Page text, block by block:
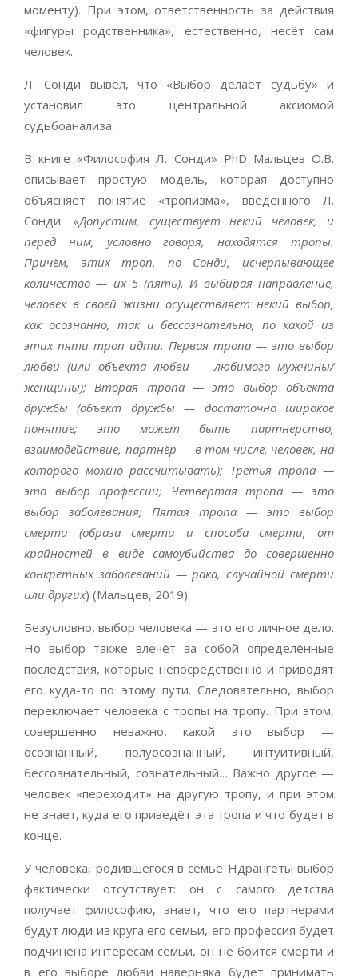
моменту). При этом, ответственность за действия
«фигуры родственника», естественно, несёт сам
человек.
Л. Сонди вывел, что «Выбор делает судьбу» и
установил это центральной аксиомой
судьбоанализа.
В книге «Философия Л. Сонди» PhD Мальцев О.В.
описывает простую модель, которая доступно
объясняет понятие «тропизма», введенного Л.
Сонди. «Допустим, существует некий человек, и
перед ним, условно говоря, находятся тропы.
Причём, этих троп, по Сонди, исчерпывающее
количество — их 5 (пять). И выбирая направление,
человек в своей жизни осуществляет некий выбор,
как осознанно, так и бессознательно, по какой из
этих пяти троп идти. Первая тропа — это выбор
любви (или объекта любви — любимого мужчины/
женщины); Вторая тропа — это выбор объекта
дружбы (объект дружбы — достаточно широкое
понятие; это может быть партнерство,
взаимодействие, партнёр — в том числе, человек, на
которого можно рассчитывать); Третья тропа —
это выбор профессии; Четвертая тропа — это
выбор заболевания; Пятая тропа — это выбор
смерти (образа смерти и способа смерти, от
крайностей в виде самоубийства до совершенно
конкретных заболеваний — рака, случайной смерти
или других) (Мальцев, 2019).
Безусловно, выбор человека — это его личное дело.
Но выбор также влечёт за собой определённые
последствия, которые непосредственно и приводят
его куда-то по этому пути. Следовательно, выбор
переключает человека с тропы на тропу. При этом,
совершенно неважно, какой это выбор —
осознанный, полуосознанный, интуитивный,
бессознательный, сознательный… Важно другое —
человек «переходит» на другую тропу, и при этом
не знает, куда его приведёт эта тропа и что будет в
конце.
У человека, родившегося в семье Ндрангеты выбор
фактически отсутствует: он с самого детства
получает философию, знает, что его партнерами
будут люди из круга его семьи, его профессия будет
подчинена интересам семьи, он не боится смерти и
в его выборе любви наверняка будет принимать